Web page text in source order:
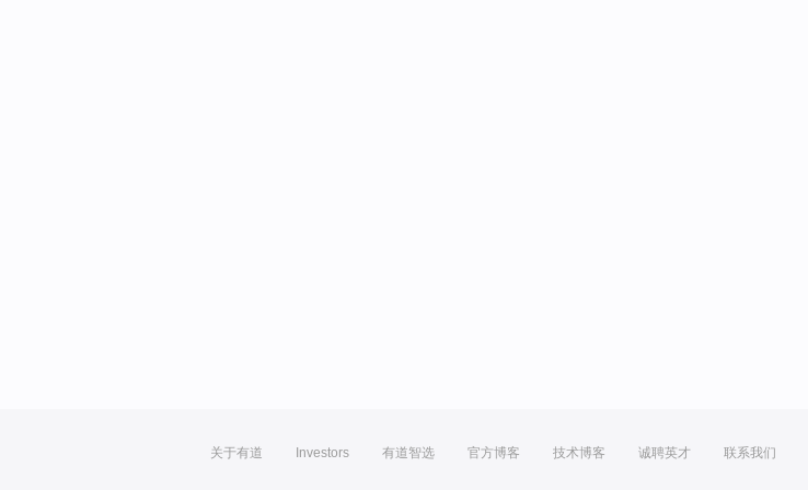
关于有道 Investors 有道智选 官方博客 技术博客 诚聘英才 联系我们